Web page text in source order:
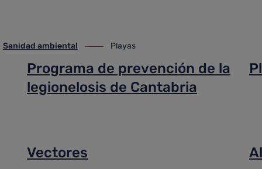
ambiental
Sanidad ambiental
ir-a Playas
Playas
Programa de prevención de la
legionelosis de Cantabria
Vectores